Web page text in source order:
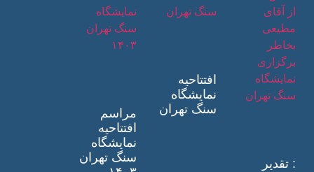
: تقدیر
افتتاحیه
نمایشگاه
سنگ تهران
مراسم
افتتاحیه
نمایشگاه
سنگ تهران